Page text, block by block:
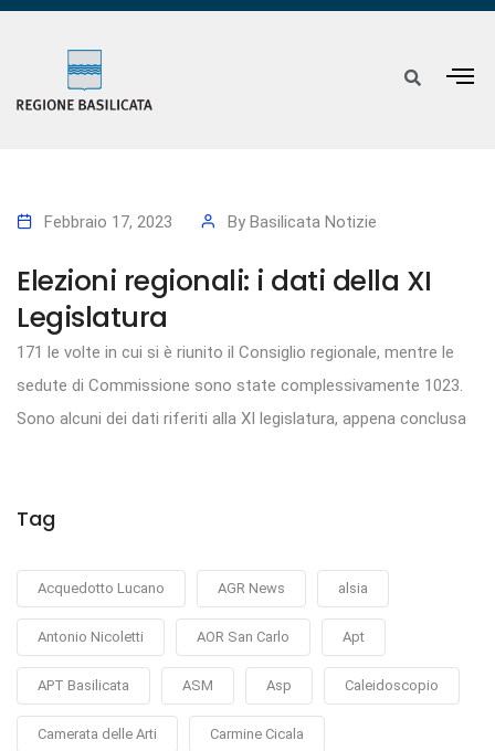
Febbraio 17, 2023 By Basilicata Notizie
Elezioni regionali: i dati della XI
Legislatura
171 le volte in cui si è riunito il Consiglio regionale, mentre le
sedute di Commissione sono state complessivamente 1023.
Sono alcuni dei dati riferiti alla XI legislatura, appena conclusa
Tag
Acquedotto Lucano AGR News alsia
Antonio Nicoletti AOR San Carlo Apt
APT Basilicata ASM Asp Caleidoscopio
Camerata delle Arti Carmine Cicala